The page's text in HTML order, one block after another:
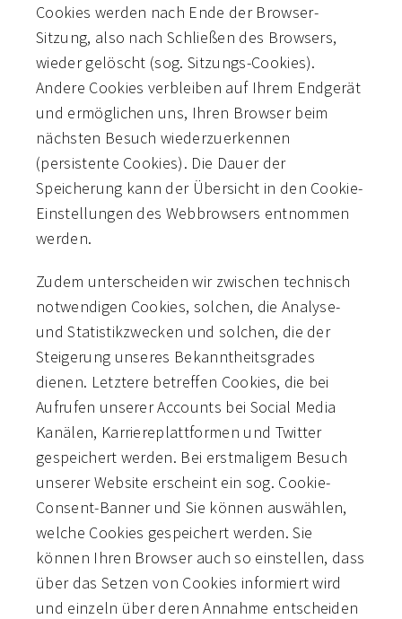
Cookies werden nach Ende der Browser-
Sitzung, also nach Schließen des Browsers,
wieder gelöscht (sog. Sitzungs-Cookies).
Andere Cookies verbleiben auf Ihrem Endgerät
und ermöglichen uns, Ihren Browser beim
nächsten Besuch wiederzuerkennen
(persistente Cookies). Die Dauer der
Speicherung kann der Übersicht in den Cookie-
Einstellungen des Webbrowsers entnommen
werden.
Zudem unterscheiden wir zwischen technisch
notwendigen Cookies, solchen, die Analyse-
und Statistikzwecken und solchen, die der
Steigerung unseres Bekanntheitsgrades
dienen. Letztere betreffen Cookies, die bei
Aufrufen unserer Accounts bei Social Media
Kanälen, Karriereplattformen und Twitter
gespeichert werden. Bei erstmaligem Besuch
unserer Website erscheint ein sog. Cookie-
Consent-Banner und Sie können auswählen,
welche Cookies gespeichert werden. Sie
können Ihren Browser auch so einstellen, dass
über das Setzen von Cookies informiert wird
und einzeln über deren Annahme entscheiden